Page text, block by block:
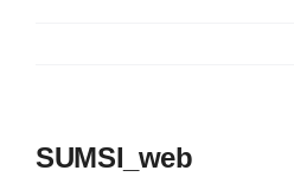
SUMSI_web